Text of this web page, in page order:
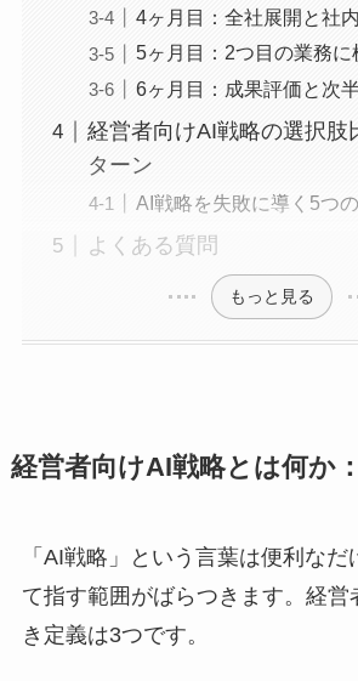
4ヶ月目：全社展開と社
5ヶ月目：2つ目の業務に
6ヶ月目：成果評価と次
経営者向けAI戦略の選択肢
ターン
AI戦略を失敗に導く5つ
よくある質問
もっと見る
経営者向けAI戦略とは何か
「AI戦略」という言葉は便利なだ
て指す範囲がばらつきます。経営
き定義は3つです。